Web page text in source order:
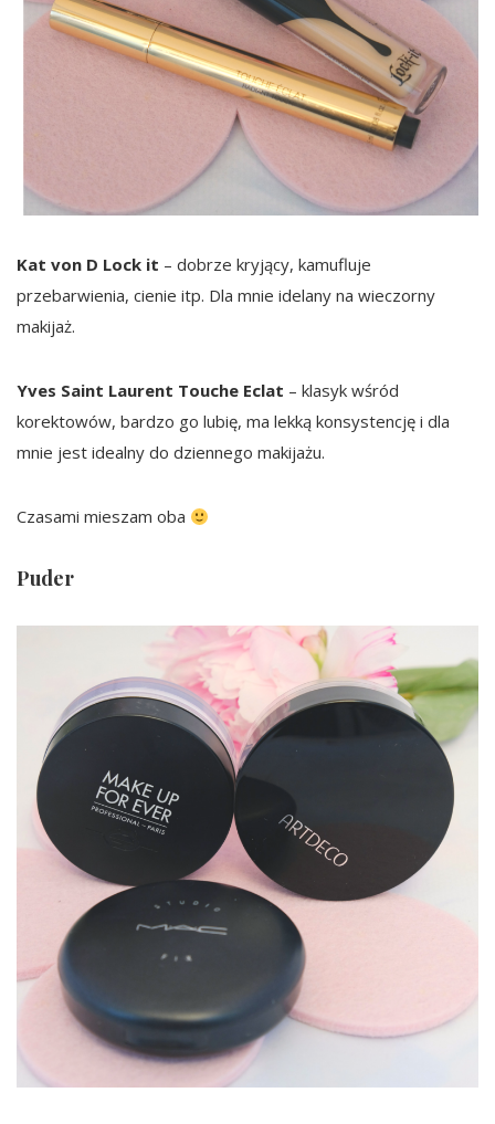
Kat von D Lock it – dobrze kryjący, kamufluje
przebarwienia, cienie itp. Dla mnie idelany na wieczorny
makijaż.
Yves Saint Laurent Touche Eclat – klasyk wśród
korektowów, bardzo go lubię, ma lekką konsystencję i dla
mnie jest idealny do dziennego makijażu.
Czasami mieszam oba
Puder